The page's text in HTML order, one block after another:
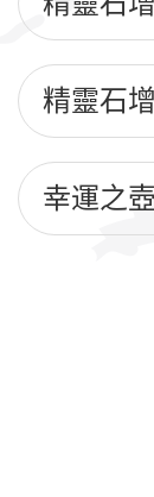
精靈石
幸運之